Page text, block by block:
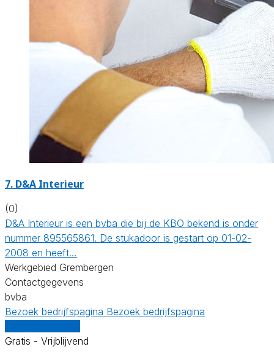
7. D&A Interieur
(0)
D&A Interieur is een bvba die bij de KBO bekend is onder
nummer 895565861. De stukadoor is gestart op 01-02-
2008 en heeft…
Werkgebied Grembergen
Contactgegevens
bvba
Bezoek bedrijfspagina Bezoek bedrijfspagina
Gratis - Vrijblijvend